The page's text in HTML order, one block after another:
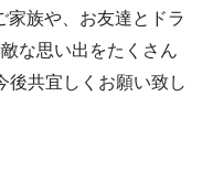
家族や、お友達とドラ
な思い出をたくさん
後共宜しくお願い致し